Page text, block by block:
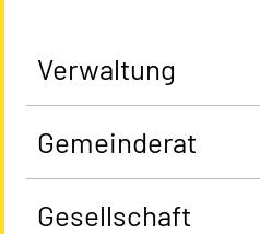
Verwaltung
Gemeinderat
Gesellschaft